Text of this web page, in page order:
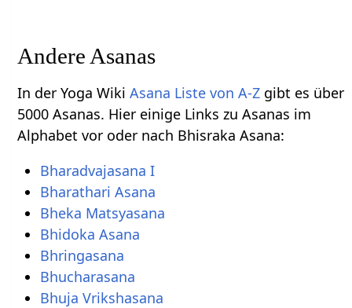
Andere Asanas
In der Yoga WikiAsana Liste von A-Z gibt es über
5000 Asanas. Hier einige Links zu Asanas im
Alphabet vor oder nach Bhisraka Asana:
Bharadvajasana I
Bharathari Asana
Bheka Matsyasana
Bhidoka Asana
Bhringasana
Bhucharasana
Bhuja Vrikshasana